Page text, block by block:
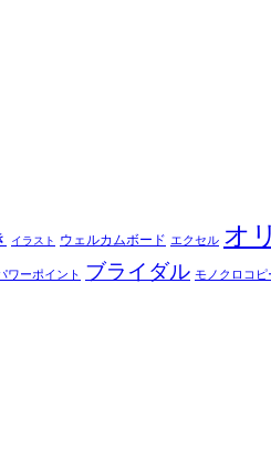
イラスト ウェルカムボード エクセル オ
ワーポイント ブライダル モノクロコピ